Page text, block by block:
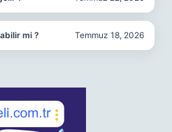
mi ? Temmuz 18, 2026